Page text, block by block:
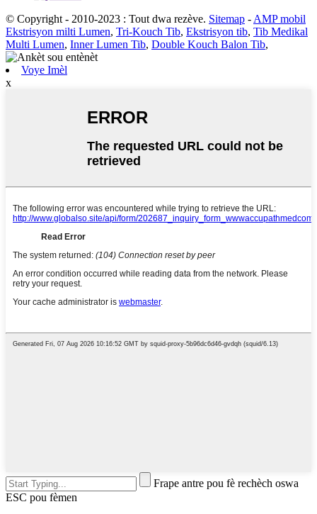
© Copyright - 2010-2023 : Tout dwa rezève. Sitemap - AMP mobil
Ekstrisyon milti Lumen, Tri-Kouch Tib, Ekstrisyon tib, Tib Medikal
Multi Lumen, Inner Lumen Tib, Double Kouch Balon Tib,
Voye Imèl
x
Frape antre pou fè rechèch oswa
ESC pou fèmen